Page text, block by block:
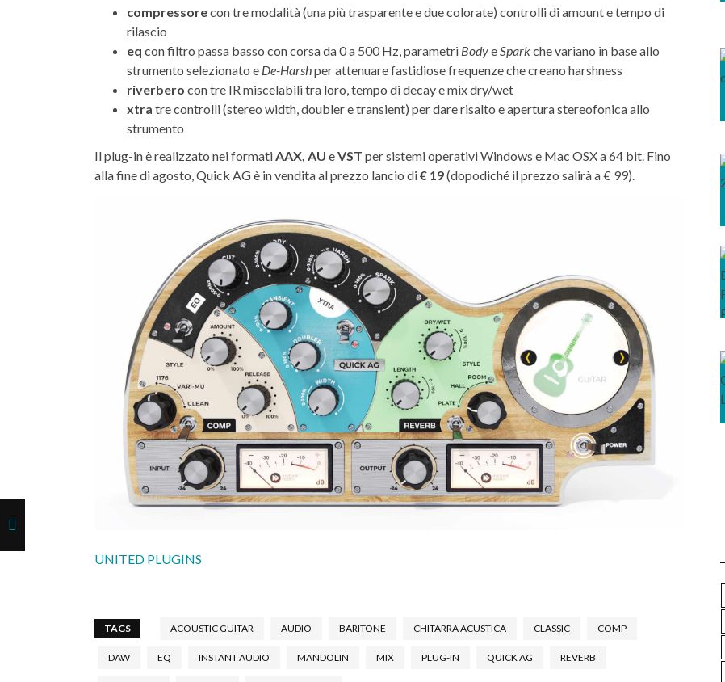
compressorecon tre modalità (una più trasparente e due colorate) controlli di amount e tempo di
rilascio
eq con filtro passa basso con corsa da 0 a 500 Hz, parametri BodyeSparkche variano in base allo
strumento selezionato e De-Harshper attenuare fastidiose frequenze che creano harshness
riverbero con tre IR miscelabili tra loro, tempo di decay e mix dry/wet
xtra tre controlli (stereo width, doubler e transient) per dare risalto e apertura stereofonica allo
strumento
Il plug-in è realizzato nei formatiAAX, AU eVST per sistemi operativi Windows e Mac OSX a 64 bit. Fino
alla fine di agosto, Quick AG è in vendita al prezzo lancio di€ 19(dopodiché il prezzo salirà a € 99).
UNITED PLUGINS
TAGS ACOUSTIC GUITAR AUDIO BARITONE CHITARRA ACUSTICA CLASSIC COMP
DAW EQ INSTANT AUDIO MANDOLIN MIX PLUG-IN QUICK AG REVERB